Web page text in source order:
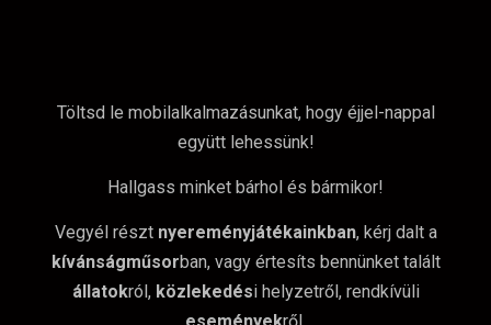
Töltsd le mobilalkalmazásunkat, hogy éjjel-nappal
együtt lehessünk!
Hallgass minket bárhol és bármikor!
Vegyél részt nyereményjátékainkban, kérj dalt a
kívánságműsorban, vagy értesíts bennünket talált
állatokról, közlekedési helyzetről, rendkívüli